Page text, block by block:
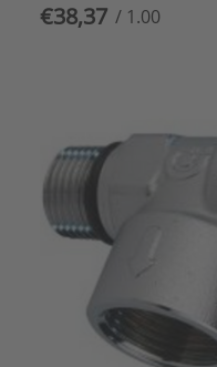
€38,37 / 1.00